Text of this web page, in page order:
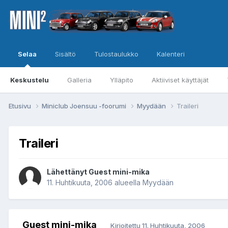
Selaa
Keskustelu Galleria Ylläpito Aktiiviset käyttäjät
Sisältö Tulostaulukko Kalenteri
Etusivu Miniclub Joensuu -foorumi Myydään Traileri
Traileri
Lähettänyt Guest mini-mika
11. Huhtikuuta, 2006 alueella Myydään
Guest mini-mika Kirjoitettu 11. Huhtikuuta, 2006